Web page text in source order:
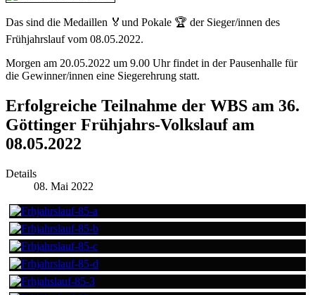
Das sind die Medaillen 🏅und Pokale 🏆 der Sieger/innen des
Frühjahrslauf vom 08.05.2022.
Morgen am 20.05.2022 um 9.00 Uhr findet in der Pausenhalle für
die Gewinner/innen eine Siegerehrung statt.
Erfolgreiche Teilnahme der WBS am 36.
Göttinger Frühjahrs-Volkslauf am
08.05.2022
Details
08. Mai 2022